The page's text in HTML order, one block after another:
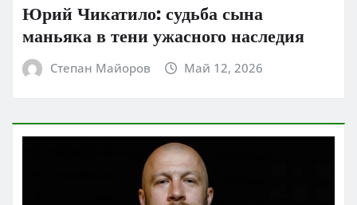
Юрий Чикатило: судьба сына
маньяка в тени ужасного наследия
Степан Майоров Май 12, 2026